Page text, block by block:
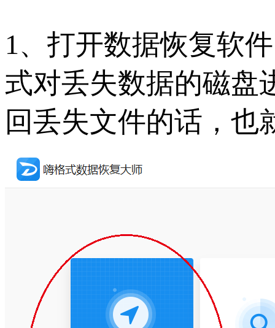
1、打开数据恢复软
式对丢失数据的磁盘
回丢失文件的话，也